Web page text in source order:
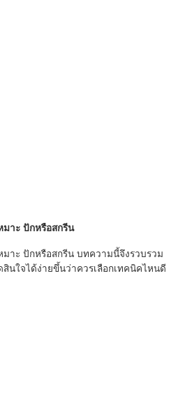
มาะ ปักหรือสกรีน
มาะ ปักหรือสกรีน บทความนี้จึงรวบรวม
นใจได้ง่ายขึ้นว่าควรเลือกเทคนิคไหนดี